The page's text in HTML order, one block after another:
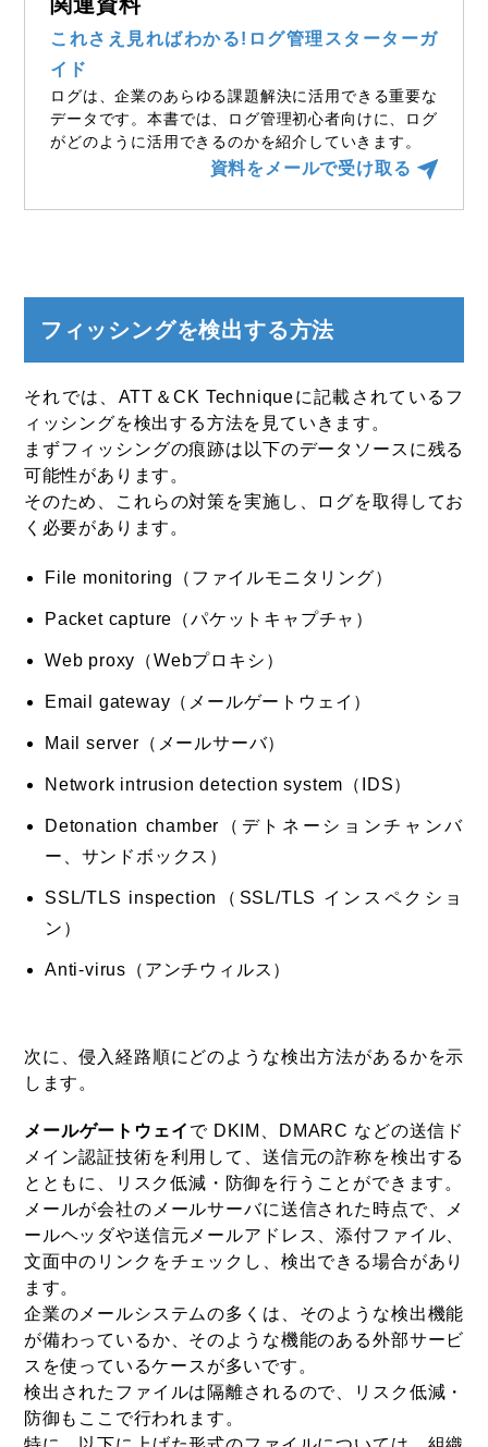
これさえ見ればわかる!ログ管理スターターガ
イド
ログは、企業のあらゆる課題解決に活用できる重要な
データです。本書では、ログ管理初心者向けに、ログ
がどのように活用できるのかを紹介していきます。
資料をメールで受け取る
フィッシングを検出する方法
それでは、ATT＆CK Techniqueに記載されているフ
ィッシングを検出する方法を見ていきます。
まずフィッシングの痕跡は以下のデータソースに残る
可能性があります。
そのため、これらの対策を実施し、ログを取得してお
く必要があります。
File monitoring（ファイルモニタリング）
Packet capture（パケットキャプチャ）
Web proxy（Webプロキシ）
Email gateway（メールゲートウェイ）
Mail server（メールサーバ）
Network intrusion detection system（IDS）
Detonation chamber（デトネーションチャンバ
ー、サンドボックス）
SSL/TLS inspection（SSL/TLS インスペクショ
ン）
Anti-virus（アンチウィルス）
次に、侵入経路順にどのような検出方法があるかを示
します。
メールゲートウェイ で DKIM、DMARC などの送信ド
メイン認証技術を利用して、送信元の詐称を検出する
とともに、リスク低減・防御を行うことができます。
メールが会社のメールサーバに送信された時点で、メ
ールヘッダや送信元メールアドレス、添付ファイル、
文面中のリンクをチェックし、検出できる場合があり
ます。
企業のメールシステムの多くは、そのような検出機能
が備わっているか、そのような機能のある外部サービ
スを使っているケースが多いです。
検出されたファイルは隔離されるので、リスク低減・
防御もここで行われます。